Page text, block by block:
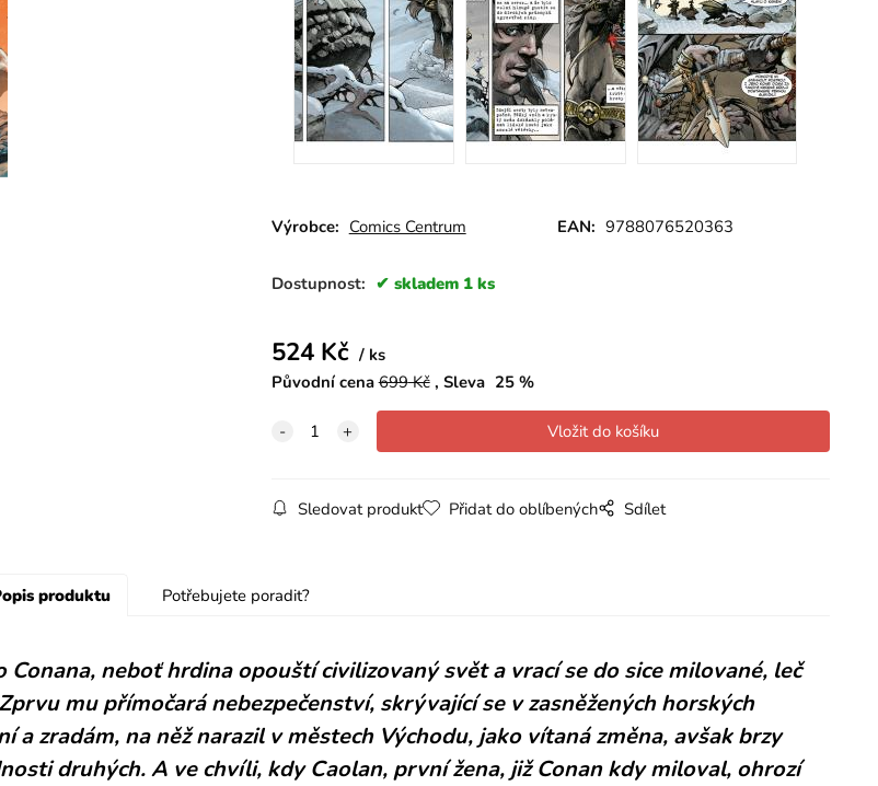
Výrobce: Comics Centrum EAN: 9788076520363
Dostupnost: skladem 1 ks
524Kč
ks
Původní cena 699Kč Sleva 25%
Sledovat produkt Přidat do oblíbených Sdílet
produktu Potřebujete poradit?
neboť hrdina opouští civilizovaný svět a vrací se do sice milované, leč
mu přímočará nebezpečenství, skrývající se v zasněžených horských
zradám, na něž narazil v městech Východu, jako vítaná změna, avšak brzy
druhých. A ve chvíli, kdy Caolan, první žena, již Conan kdy miloval, ohrozí